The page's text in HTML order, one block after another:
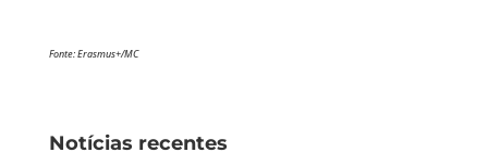
Fonte: Erasmus+/MC
Notícias recentes